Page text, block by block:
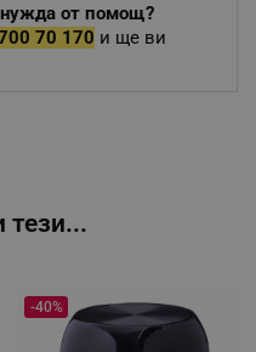
от помощ?
70 170 и ще ви
-40%